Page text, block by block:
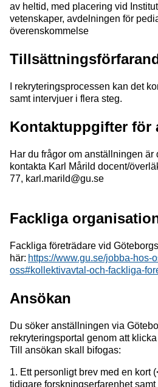
av heltid, med placering vid
vetenskaper, avdelningen för
överenskommelse
I rekryteringsprocessen kan det
samt intervjuer i flera steg.
Kontaktuppgifter för
Har du frågor om anställningen är
kontakta Karl Mårild docent/
77, karl.marild@gu.se
Fackliga
Fackliga företrädare vid
här: https://www.gu.se/jobba-hos-
oss#kollektivavtal-och-fackliga-
Ansökan
Du söker anställningen via
rekryteringsportal genom att klicka
Till ansökan skall bifogas:
1. Ett personligt brev med en kort
tidigare forskningserfarenhet